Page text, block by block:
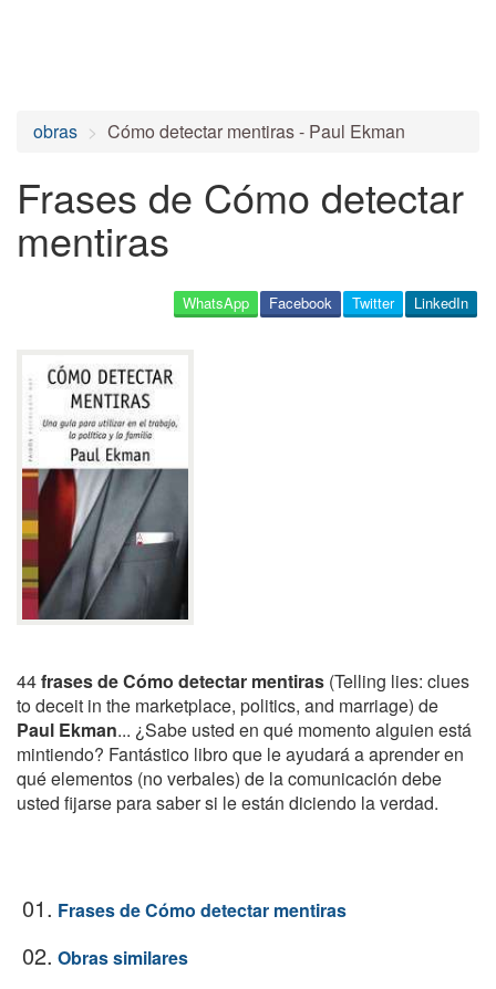
obras Cómo detectar mentiras - Paul Ekman
Frases de Cómo detectar
mentiras
LinkedIn
Twitter
Facebook
WhatsApp
44frases de Cómo detectar mentiras (Telling lies: clues
to deceit in the marketplace, politics, and marriage) de
Paul Ekman... ¿Sabe usted en qué momento alguien está
mintiendo? Fantástico libro que le ayudará a aprender en
qué elementos (no verbales) de la comunicación debe
usted fijarse para saber si le están diciendo la verdad.
01. Frases de Cómo detectar mentiras
02. Obras similares